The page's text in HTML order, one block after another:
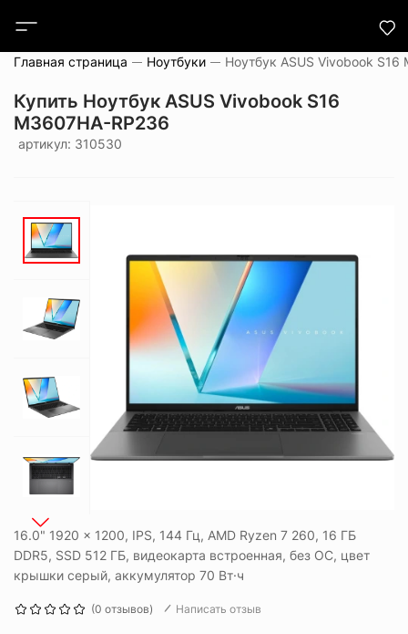
Главная страница Ноутбуки
Купить Ноутбук ASUS Vivobook S16
M3607HA-RP236
артикул: 310530
16.0" 1920 x 1200, IPS, 144 Гц, AMD Ryzen 7 260, 16 ГБ
DDR5, SSD 512 ГБ, видеокарта встроенная, без ОС, цвет
крышки серый, аккумулятор 70 Вт·ч
(0 отзывов) Написать отзыв